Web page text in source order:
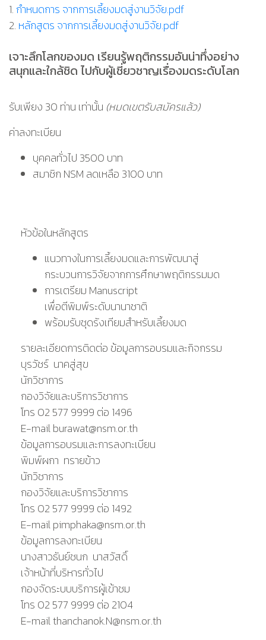
1. กำหนดการ จากการเลี้ยงมดสู่งานวิจัย.pdf
2. หลักสูตร จากการเลี้ยงมดสู่งานวิจัย.pdf
เจาะลึกโลกของมด เรียนรู้พฤติกรรมอันน่าทึ่งอย่าง
สนุกและใกล้ชิด ไปกับผู้เชี่ยวชาญเรื่องมดระดับโลก
รับเพียง 30 ท่าน เท่านั้น (หมดเขตรับสมัครแล้ว)
ค่าลงทะเบียน
บุคคลทั่วไป 3500 บาท
สมาชิก NSM ลดเหลือ 3100 บาท
หัวข้อในหลักสูตร
แนวทางในการเลี้ยงมดและการพัฒนาสู่
กระบวนการวิจัยจากการศึกษาพฤติกรรมมด
การเตรียม Manuscript
เพื่อตีพิมพ์ระดับนานาชาติ
พร้อมรับชุดรังเทียมสำหรับเลี้ยงมด
รายละเอียดการติดต่อ ข้อมูลการอบรมและกิจกรรม
บุรวัชร์ นาคสู่สุข
นักวิชาการ
กองวิจัยและบริการวิชาการ
โทร 02 577 9999 ต่อ 1496
E-mail burawat@nsm.or.th
ข้อมูลการอบรมและการลงทะเบียน
พิมพ์ผกา ทรายข้าว
นักวิชาการ
กองวิจัยและบริการวิชาการ
โทร 02 577 9999 ต่อ 1492
E-mail pimphaka@nsm.or.th
ข้อมูลการลงทะเบียน
นางสาวธันย์ชนก นาสวัสดิ์
เจ้าหน้าที่บริหารทั่วไป
กองจัดระบบบริการผู้เข้าชม
โทร 02 577 9999 ต่อ 2104
E-mail thanchanok.N@nsm.or.th